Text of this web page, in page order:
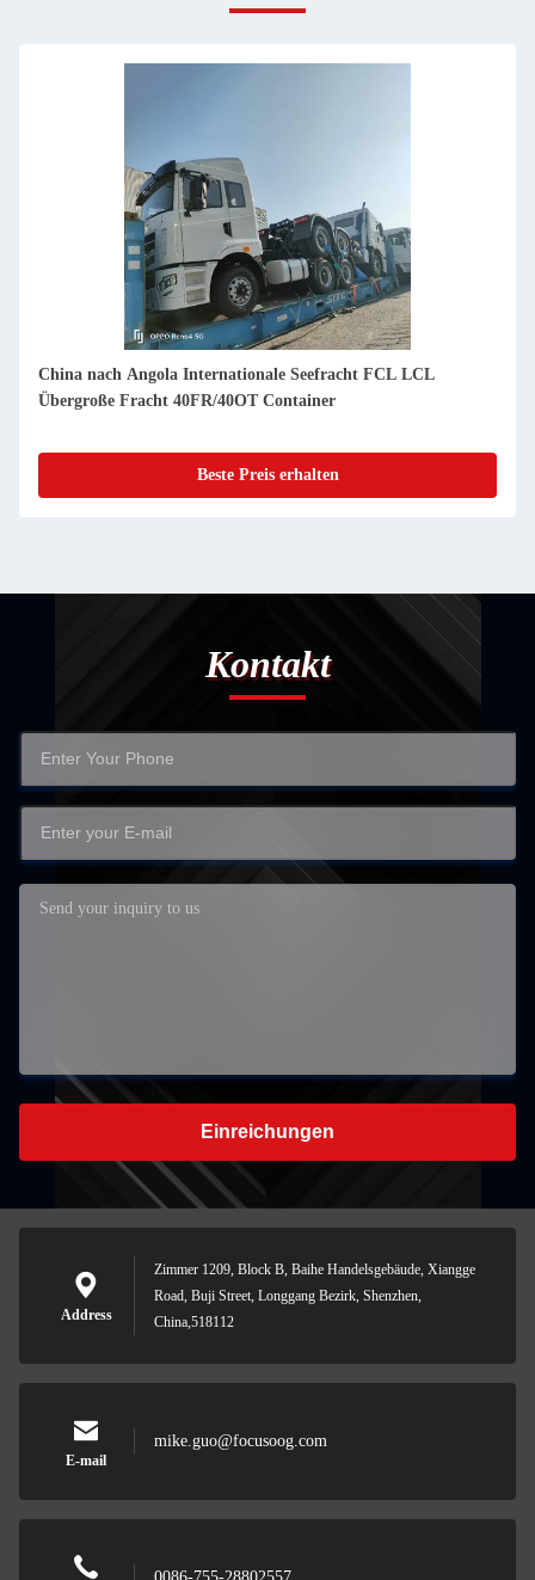
China nach Angola Internationale Seefracht FCL LCL
Übergroße Fracht 40FR/40OT Container
Beste Preis erhalten
Kontakt
Einreichungen
Address
Zimmer 1209, Block B, Baihe Handelsgebäude, Xiangge
Road, Buji Street, Longgang Bezirk, Shenzhen,
China,518112
E-mail
mike.guo@focusoog.com